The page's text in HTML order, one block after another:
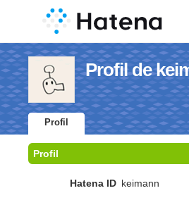
Profil de
Profil
Profil
Hatena ID keimann